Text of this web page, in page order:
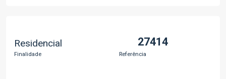
Residencial
Finalidade
27414
Referência